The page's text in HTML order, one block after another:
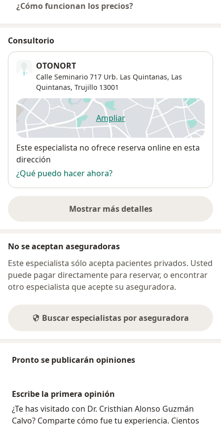
¿Cómo funcionan los precios?
Consultorio
OTONORT
Calle Seminario 717 Urb. Las Quintanas, Las
Quintanas, Trujillo 13001
Ampliarse abre en una nueva
Disponibilidad
Este especialista no ofrece reserva online en esta
dirección
¿Qué puedo hacer ahora?
Mostrar más detalles
sobre la dirección
No se aceptan aseguradoras
Este especialista sólo acepta pacientes privados. Usted
puede pagar directamente para reservar, o encontrar
otro especialista que acepte su aseguradora.
Buscar especialistas por aseguradora
Pronto se publicarán opiniones
Escribe la primera opinión
¿Te has visitado con Dr. Cristhian Alonso Guzmán
Calvo? Comparte cómo fue tu experiencia. Cientos